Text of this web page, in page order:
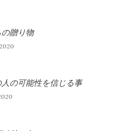
贈り物
の可能性を信じる事